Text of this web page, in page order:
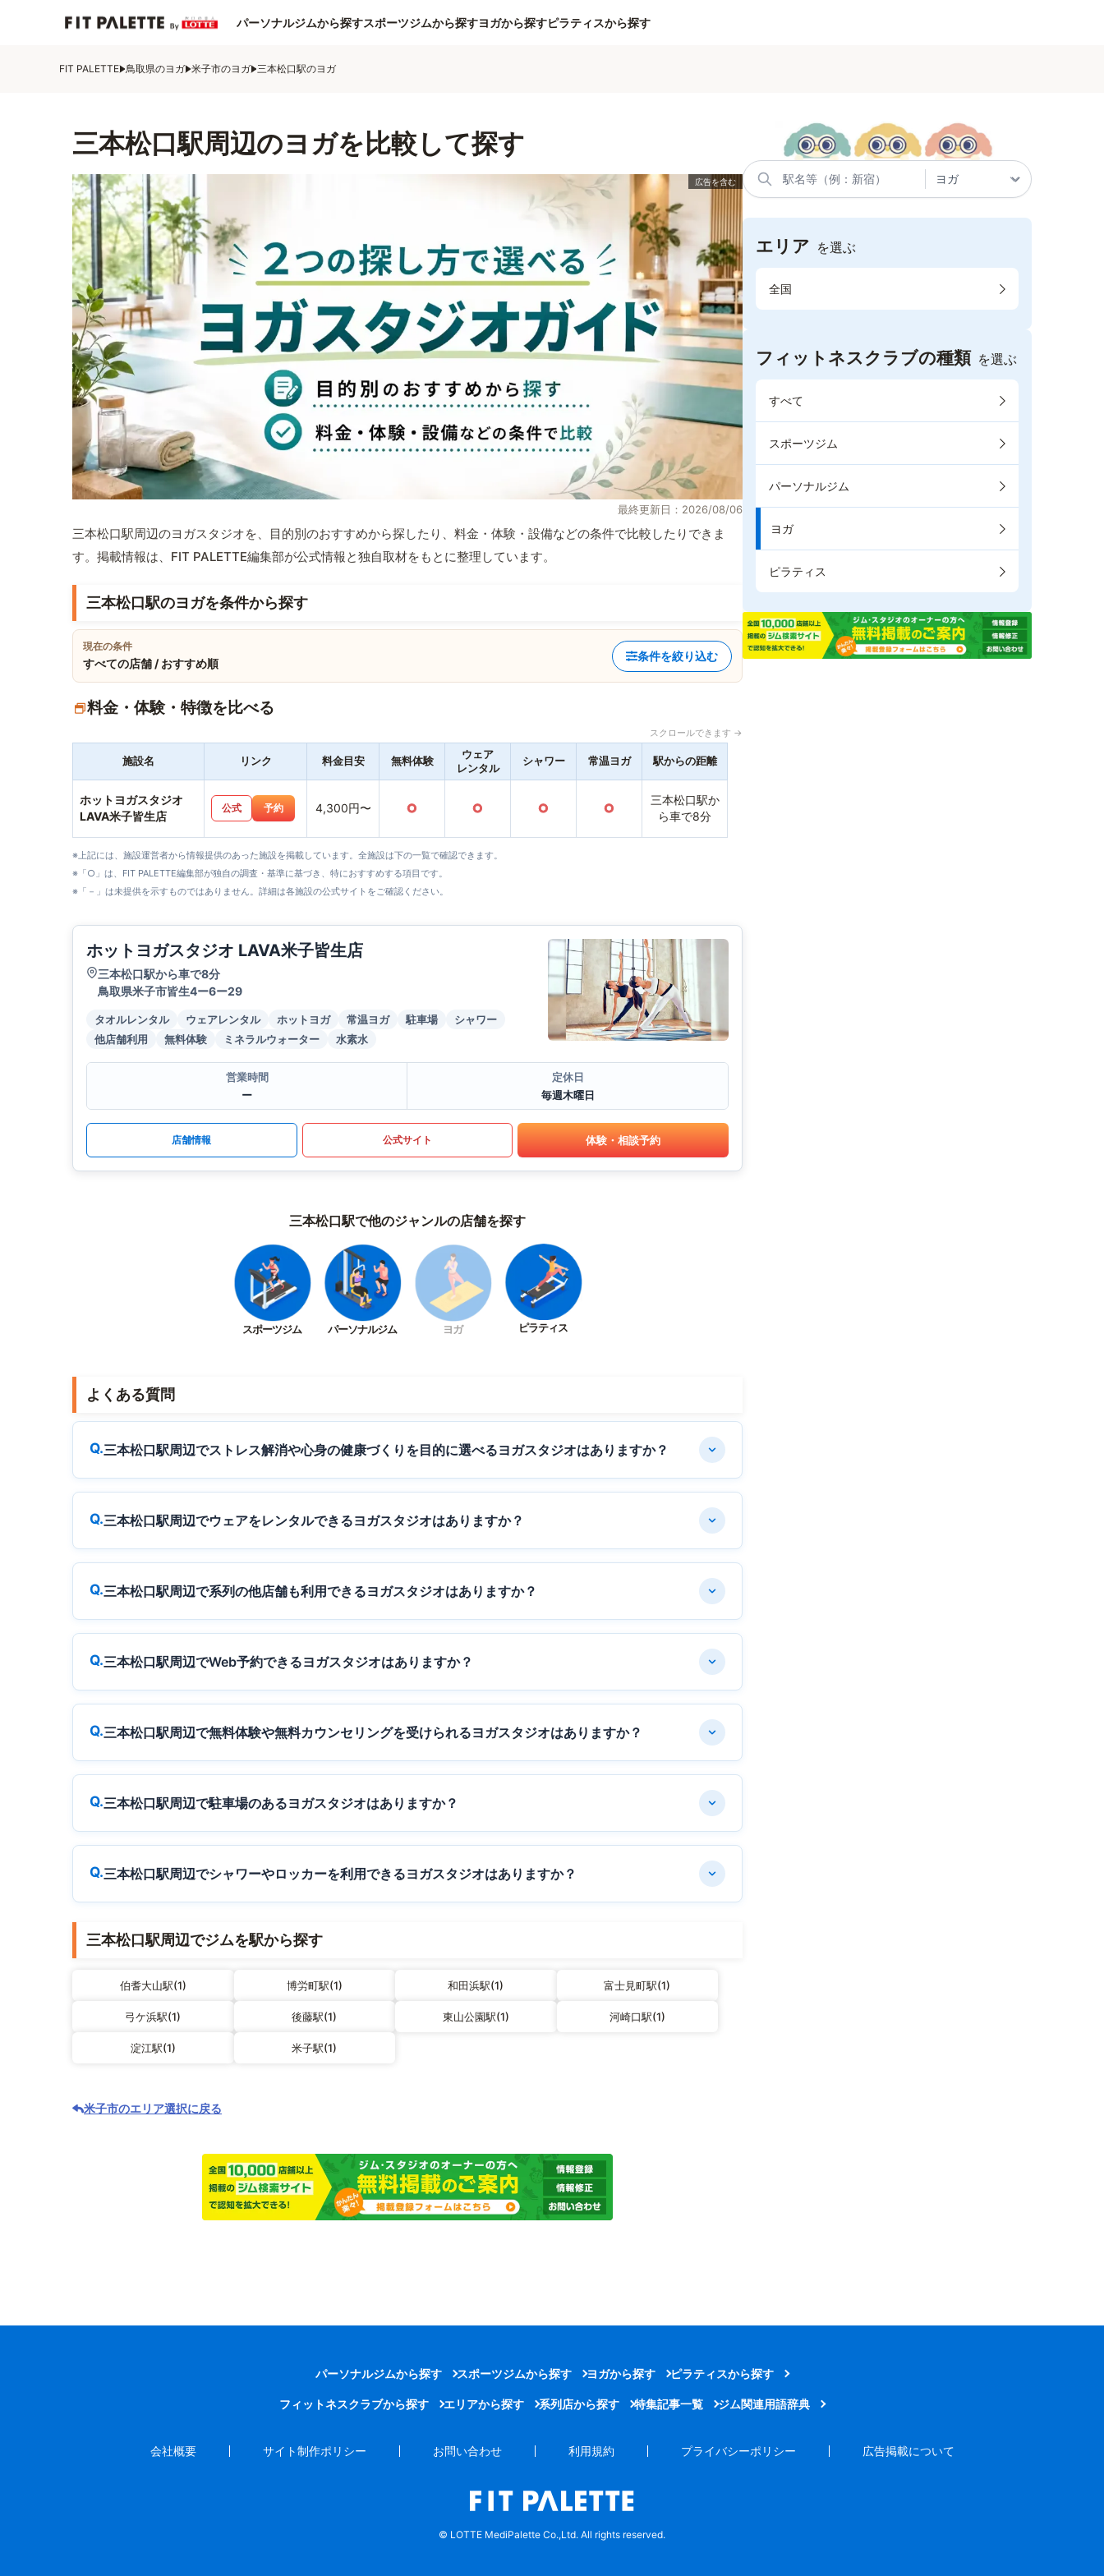
パーソナルジムから探すスポーツジムから探すヨガから探すピラティスから探す
FIT PALETTE 鳥取県のヨガ 米子市のヨガ 三本松口駅のヨガ
三本松口駅周辺のヨガを比較して探す
最終更新日：2026/08/06
三本松口駅周辺のヨガスタジオを、目的別のおすすめから探したり、料金・体験・設備などの条件で比較したりできま
す。掲載情報は、FIT PALETTE編集部が公式情報と独自取材をもとに整理しています。
三本松口駅のヨガを条件から探す
現在の条件
すべての店舗 / おすすめ順
条件を絞り込む
料金・体験・特徴を比べる
スクロールできます →
施設名 リンク 料金目安 無料体験
ウェア
レンタル
シャワー 常温ヨガ 駅からの距離
ホットヨガスタジオ
LAVA米子皆生店
公式 予約 4,300円〜 ○ ○ ○ ○
三本松口駅か
ら車で8分
※上記には、施設運営者から情報提供のあった施設を掲載しています。全施設は下の一覧で確認できます。
※「○」は、FIT PALETTE編集部が独自の調査・基準に基づき、特におすすめする項目です。
※「－」は未提供を示すものではありません。詳細は各施設の公式サイトをご確認ください。
ホットヨガスタジオ LAVA米子皆生店
三本松口駅から車で8分
鳥取県米子市皆生4ー6ー29
タオルレンタル ウェアレンタル ホットヨガ 常温ヨガ 駐車場
シャワー
他店舗利用
無料体験 ミネラルウォーター 水素水
営業時間
ー
定休日
毎週木曜日
店舗情報 公式サイト 体験・相談予約
三本松口駅で他のジャンルの店舗を探す
スポーツジム パーソナルジム ヨガ ピラティス
よくある質問
三本松口駅周辺でストレス解消や心身の健康づくりを目的に選べるヨガスタジオはありますか？
三本松口駅周辺でウェアをレンタルできるヨガスタジオはありますか？
三本松口駅周辺で系列の他店舗も利用できるヨガスタジオはありますか？
三本松口駅周辺でWeb予約できるヨガスタジオはありますか？
三本松口駅周辺で無料体験や無料カウンセリングを受けられるヨガスタジオはありますか？
三本松口駅周辺で駐車場のあるヨガスタジオはありますか？
三本松口駅周辺でシャワーやロッカーを利用できるヨガスタジオはありますか？
三本松口駅周辺でジムを駅から探す
伯耆大山駅(1) 博労町駅(1) 和田浜駅(1) 富士見町駅(1)
弓ケ浜駅(1) 後藤駅(1) 東山公園駅(1) 河崎口駅(1)
淀江駅(1) 米子駅(1)
米子市のエリア選択に戻る
エリア を選ぶ
全国
フィットネスクラブの種類 を選ぶ
すべて
スポーツジム
パーソナルジム
ヨガ
ピラティス
パーソナルジムから探す スポーツジムから探す ヨガから探す ピラティスから探す
フィットネスクラブから探す エリアから探す 系列店から探す 特集記事一覧 ジム関連用語辞典
会社概要 サイト制作ポリシー お問い合わせ 利用規約 プライバシーポリシー 広告掲載について
© LOTTE MediPalette Co.,Ltd. All rights reserved.